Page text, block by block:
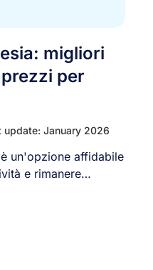
migliori
per
update: January 2026
un'opzione affidabile
e rimanere